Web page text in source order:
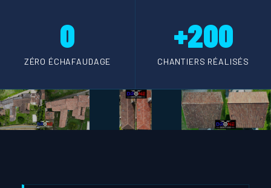
0
ZÉRO ÉCHAFAUDAGE
+200
CHANTIERS RÉALISÉS